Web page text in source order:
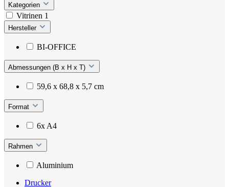
Kategorien
Vitrinen 1
Hersteller
BI-OFFICE
Abmessungen (B x H x T)
59,6 x 68,8 x 5,7 cm
Format
6x A4
Rahmen
Aluminium
Drucker